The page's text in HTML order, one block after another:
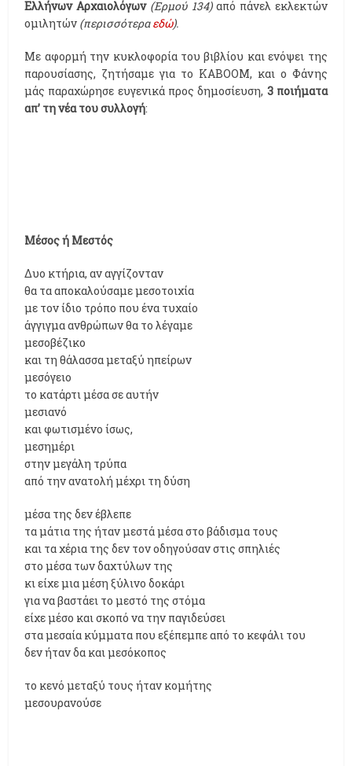
Ελλήνων Αρχαιολόγων (Ερμού 134)από πάνελ εκλεκτών
ομιλητών (περισσότεραεδώ).
Με αφορμή την κυκλοφορία του βιβλίου και ενόψει της
παρουσίασης, ζητήσαμε για το KABOOM, και ο Φάνης
μάς παραχώρησε ευγενικά προς δημοσίευση, 3 ποιήματα
απ’ τη νέα του συλλογή:
Μέσος ή Μεστός
Δυο κτήρια, αν αγγίζονταν
θα τα αποκαλούσαμε μεσοτοιχία
με τον ίδιο τρόπο που ένα τυχαίο
άγγιγμα ανθρώπων θα το λέγαμε
μεσοβέζικο
και τη θάλασσα μεταξύ ηπείρων
μεσόγειο
το κατάρτι μέσα σε αυτήν
μεσιανό
και φωτισμένο ίσως,
μεσημέρι
στην μεγάλη τρύπα
από την ανατολή μέχρι τη δύση
μέσα της δεν έβλεπε
τα μάτια της ήταν μεστά μέσα στο βάδισμα τους
και τα χέρια της δεν τον οδηγούσαν στις σπηλιές
στο μέσα των δαχτύλων της
κι είχε μια μέση ξύλινο δοκάρι
για να βαστάει το μεστό της στόμα
είχε μέσο και σκοπό να την παγιδεύσει
στα μεσαία κύμματα που εξέπεμπε από το κεφάλι του
δεν ήταν δα και μεσόκοπος
το κενό μεταξύ τους ήταν κομήτης
μεσουρανούσε